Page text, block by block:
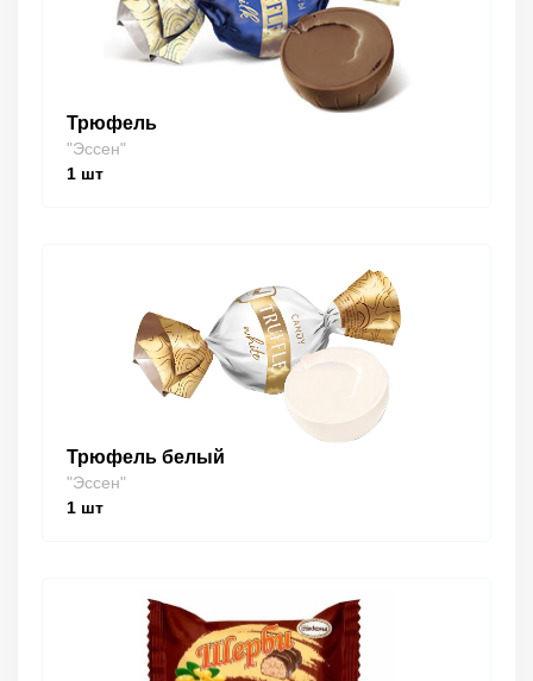
Трюфель
"Эссен"
1 шт
Трюфель белый
"Эссен"
1 шт